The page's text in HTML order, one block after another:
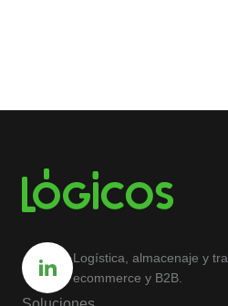
Logística, almacenaje y
ecommerce y B2B.